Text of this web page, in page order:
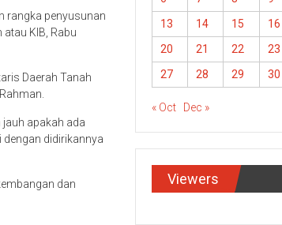
rangka penyusunan
KIB, Rabu
Daerah Tanah
apakah ada
didirikannya
dan
13
14 15 16
20
21 22 23
27
28 29 30
« Oct Dec »
Viewers